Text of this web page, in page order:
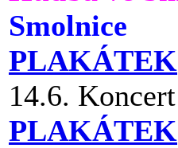
Smolnice
PLAKÁTEK
14.6.
PLAKÁTEK